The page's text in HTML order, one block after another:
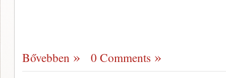
Bővebben 0 Comments